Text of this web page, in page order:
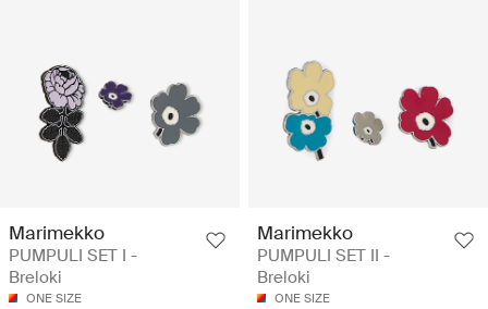
Marimekko
PUMPULI SET I -
Breloki
ONE SIZE
Marimekko
PUMPULI SET II -
Breloki
ONE SIZE